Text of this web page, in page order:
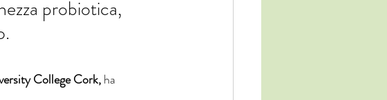
probiotica,
College Cork, ha